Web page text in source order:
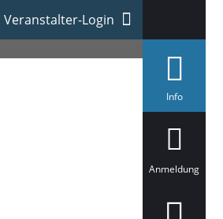
Veranstalter-Login
Infoa
ä
t
Anmeldung